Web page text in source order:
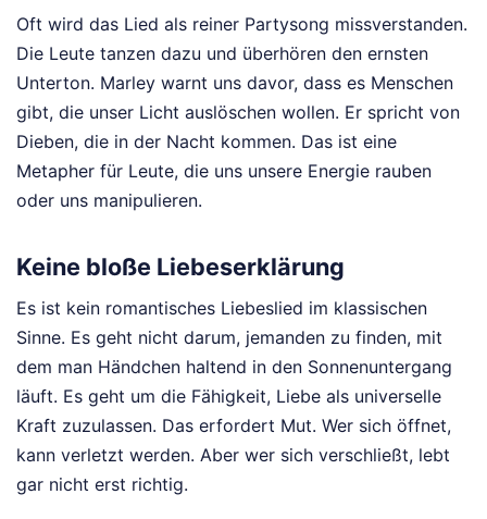
Oft wird das Lied als reiner Partysong missverstanden.
Die Leute tanzen dazu und überhören den ernsten
Unterton. Marley warnt uns davor, dass es Menschen
gibt, die unser Licht auslöschen wollen. Er spricht von
Dieben, die in der Nacht kommen. Das ist eine
Metapher für Leute, die uns unsere Energie rauben
oder uns manipulieren.
Keine bloße Liebeserklärung
Es ist kein romantisches Liebeslied im klassischen
Sinne. Es geht nicht darum, jemanden zu finden, mit
dem man Händchen haltend in den Sonnenuntergang
läuft. Es geht um die Fähigkeit, Liebe als universelle
Kraft zuzulassen. Das erfordert Mut. Wer sich öffnet,
kann verletzt werden. Aber wer sich verschließt, lebt
gar nicht erst richtig.